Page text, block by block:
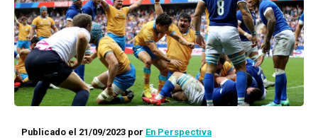
Publicado el 21/09/2023 por En Perspectiva